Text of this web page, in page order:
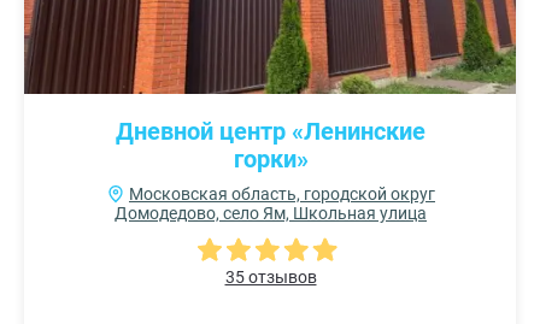
Дневной центр «Ленинские
горки»
Московская область, городской округ
Домодедово, село Ям, Школьная улица
35 отзывов